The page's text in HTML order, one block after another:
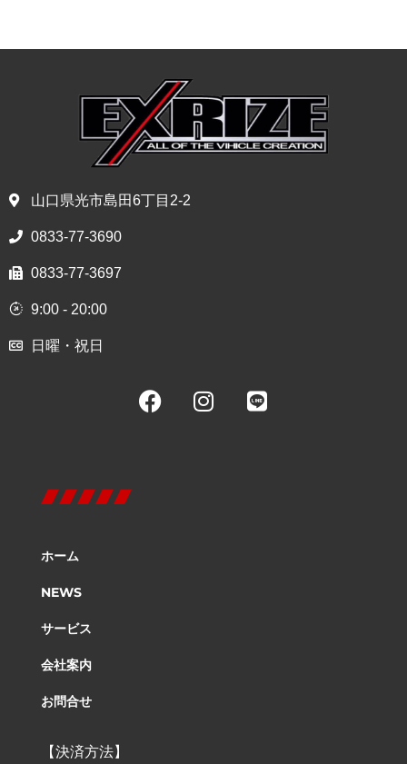
山口県光市島田6丁目2-2
0833-77-3690
0833-77-3697
9:00 - 20:00
日曜・祝日
ホーム
NEWS
サービス
会社案内
お問合せ
【決済方法】